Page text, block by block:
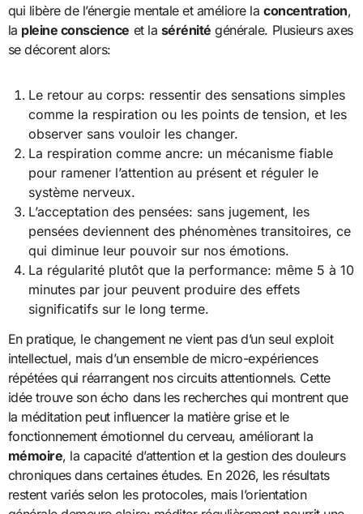
qui libère de l’énergie mentale et améliore laconcentration,
la pleine conscience et la sérénité générale. Plusieurs axes
se décorent alors:
Le retour au corps: ressentir des sensations simples
comme la respiration ou les points de tension, et les
observer sans vouloir les changer.
La respiration comme ancre: un mécanisme fiable
pour ramener l’attention au présent et réguler le
système nerveux.
L’acceptation des pensées: sans jugement, les
pensées deviennent des phénomènes transitoires, ce
qui diminue leur pouvoir sur nos émotions.
La régularité plutôt que la performance: même 5 à 10
minutes par jour peuvent produire des effets
significatifs sur le long terme.
En pratique, le changement ne vient pas d’un seul exploit
intellectuel, mais d’un ensemble de micro-expériences
répétées qui réarrangent nos circuits attentionnels. Cette
idée trouve son écho dans les recherches qui montrent que
la méditation peut influencer la matière grise et le
fonctionnement émotionnel du cerveau, améliorant la
mémoire, la capacité d’attention et la gestion des douleurs
chroniques dans certaines études. En 2026, les résultats
restent variés selon les protocoles, mais l’orientation